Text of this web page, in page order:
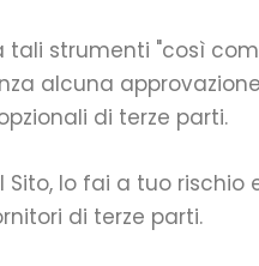
strumenti "così
alcuna
di terze parti.
lo fai a tuo
di terze parti.